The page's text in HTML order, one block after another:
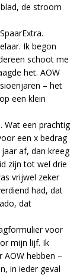
de stroom
Ik begon
schoot me
het. AOW
– het
een klein
Wat een prachtig
een x bedrag
af, dan kreeg
zijn tot wel drie
vrijwel zeker
had, dat
dat
voor
mijn lijf. Ik
hebben –
in ieder geval